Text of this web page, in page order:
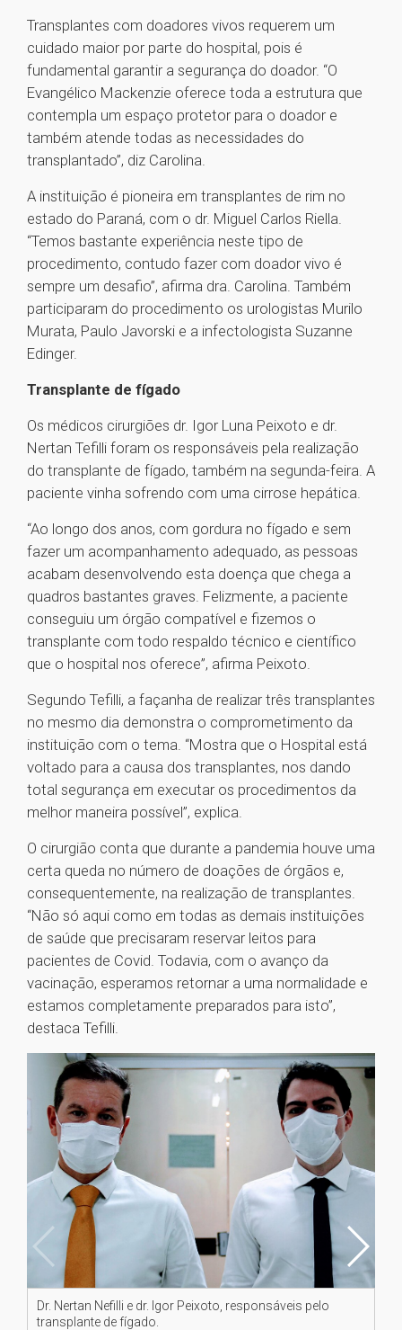
Transplantes com doadores vivos requerem um
cuidado maior por parte do hospital, pois é
fundamental garantir a segurança do doador. “O
Evangélico Mackenzie oferece toda a estrutura que
contempla um espaço protetor para o doador e
também atende todas as necessidades do
transplantado”, diz Carolina.
A instituição é pioneira em transplantes de rim no
estado do Paraná, com o dr. Miguel Carlos Riella.
“Temos bastante experiência neste tipo de
procedimento, contudo fazer com doador vivo é
sempre um desafio”, afirma dra. Carolina. Também
participaram do procedimento os urologistas Murilo
Murata, Paulo Javorski e a infectologista Suzanne
Edinger.
Transplante de fígado
Os médicos cirurgiões dr. Igor Luna Peixoto e dr.
Nertan Tefilli foram os responsáveis pela realização
do transplante de fígado, também na segunda-feira. A
paciente vinha sofrendo com uma cirrose hepática.
“Ao longo dos anos, com gordura no fígado e sem
fazer um acompanhamento adequado, as pessoas
acabam desenvolvendo esta doença que chega a
quadros bastantes graves. Felizmente, a paciente
conseguiu um órgão compatível e fizemos o
transplante com todo respaldo técnico e científico
que o hospital nos oferece”, afirma Peixoto.
Segundo Tefilli, a façanha de realizar três transplantes
no mesmo dia demonstra o comprometimento da
instituição com o tema. “Mostra que o Hospital está
voltado para a causa dos transplantes, nos dando
total segurança em executar os procedimentos da
melhor maneira possível”, explica.
O cirurgião conta que durante a pandemia houve uma
certa queda no número de doações de órgãos e,
consequentemente, na realização de transplantes.
“Não só aqui como em todas as demais instituições
de saúde que precisaram reservar leitos para
pacientes de Covid. Todavia, com o avanço da
vacinação, esperamos retornar a uma normalidade e
estamos completamente preparados para isto”,
destaca Tefilli.
Dr. Nertan Nefilli e dr. Igor Peixoto, responsáveis pelo
transplante de fígado.